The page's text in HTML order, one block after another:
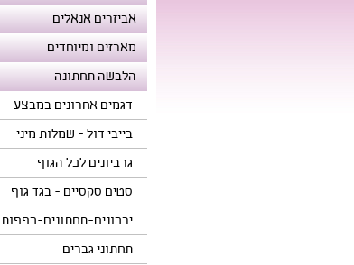
אביזרים אנאלים
מארזים ומיוחדים
הלבשה תחתונה
דגמים אחרונים במבצע
בייבי דול - שמלות מיני
גרביונים לכל הגוף
סטים סקסיים - בגד גוף
ירכונים-תחתונים-כפפות
תחתוני גברים